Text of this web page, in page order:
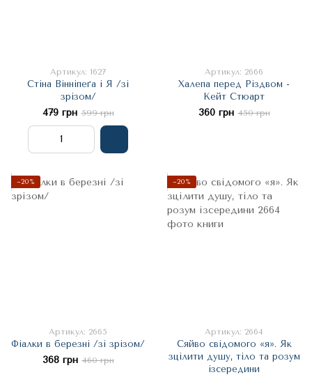
Артикул: 1627
Стіна Вінніпеґа і Я /зі
зрізом/
479 грн 599 грн
Артикул: 2666
Халепа перед Різдвом -
Кейт Стюарт
360 грн 450 грн
−20%
Артикул: 2665
Фіалки в березні /зі зрізом/
368 грн 460 грн
−20%
Артикул: 2664
Сяйво свідомого «я». Як
зцілити душу, тіло та розум
ізсередини